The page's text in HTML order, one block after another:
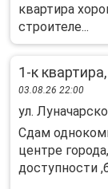
квартира
строителе...
1-к
03.08.26 22:00
ул.
Сдам
центре
доступности